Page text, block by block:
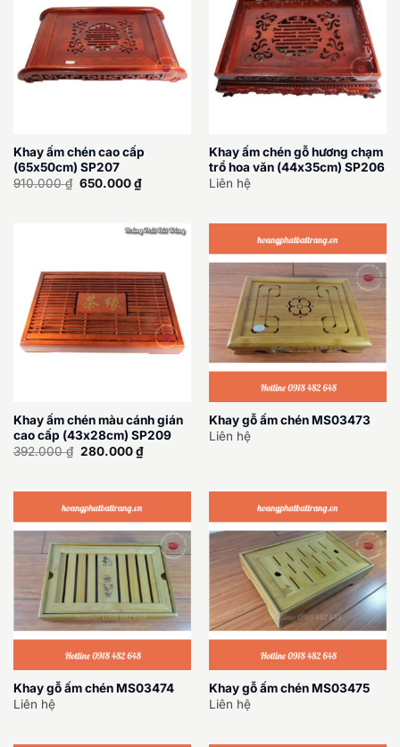
Khay ấm chén cao cấp
(65x50cm) SP207
910.000₫ Giá
650.000₫Giá
hiện
650.000 ₫.
Khay ấm chén gỗ hương chạm
trổ hoa văn (44x35cm) SP206
Liên hệ
Khay ấm chén màu cánh gián
cao cấp (43x28cm) SP209
392.000₫ Giá
gốc
280.000₫Giá
hiện
280.000 ₫.
Khay gỗ ấm chén MS03473
Liên hệ
Khay gỗ ấm chén MS03474
Liên hệ
Khay gỗ ấm chén MS03475
Liên hệ